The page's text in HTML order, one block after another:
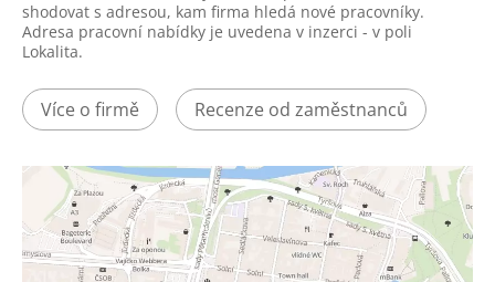
shodovat s adresou, kam firma hledá nové pracovníky.
Adresa pracovní nabídky je uvedena v inzerci - v poli
Lokalita.
Více o firmě Recenze od zaměstnanců